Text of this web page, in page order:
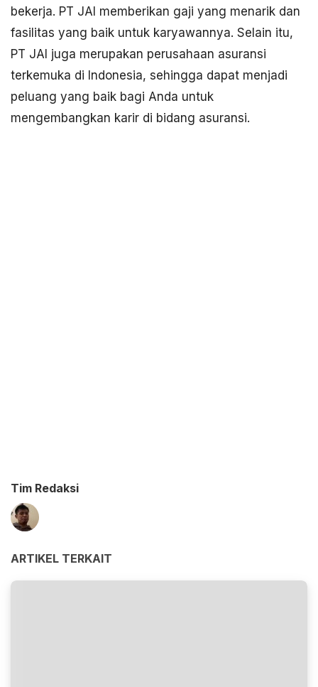
bekerja. PT JAI memberikan gaji yang menarik dan
fasilitas yang baik untuk karyawannya. Selain itu,
PT JAI juga merupakan perusahaan asuransi
terkemuka di Indonesia, sehingga dapat menjadi
peluang yang baik bagi Anda untuk
mengembangkan karir di bidang asuransi.
Tim Redaksi
ARTIKEL TERKAIT